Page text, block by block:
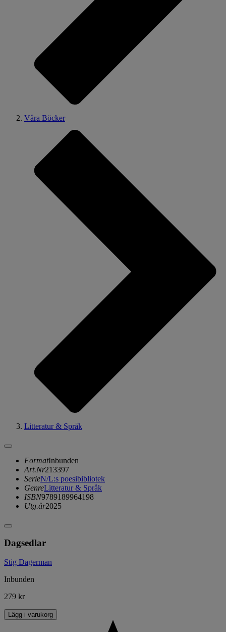
Våra Böcker
Litteratur & Språk
FormatInbunden
Art.Nr213397
SerieN/L:s poesibibliotek
GenreLitteratur & Språk
ISBN9789189964198
Utg.år2025
Dagsedlar
Stig Dagerman
Inbunden
279 kr
Lägg i varukorg